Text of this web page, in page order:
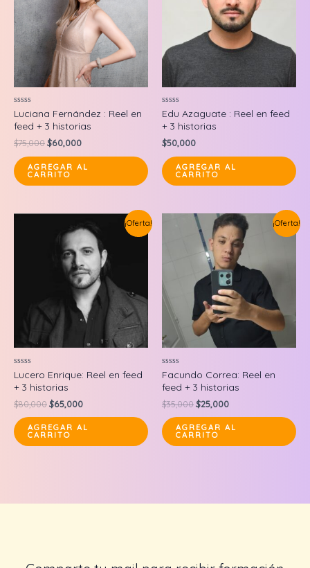
Valorado
en
0
de
5
Luciana Fernández : Reel en
feed + 3 historias
$75,000Original
was:
$75,000.
$60,000Current
is:
AGREGAR AL
CARRITO
Valorado
en
0
de
5
Edu Azaguate : Reel en feed
+ 3 historias
$50,000
AGREGAR AL
CARRITO
¡Oferta!
Valorado
en
0
5
Lucero Enrique: Reel en feed
+ 3 historias
$80,000Original
was:
$80,000.
$65,000Current
is:
AGREGAR AL
CARRITO
¡Oferta!
Valorado
en
0
5
Facundo Correa: Reel en
feed + 3 historias
$35,000Original
was:
$35,000.
$25,000Current
is:
AGREGAR AL
CARRITO